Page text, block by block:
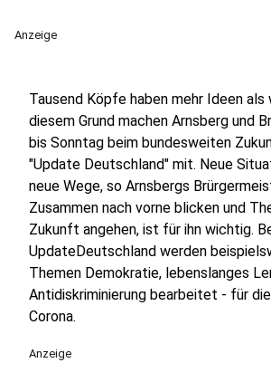
Anzeige
Tausend Köpfe haben mehr Ideen als
diesem Grund machen Arnsberg und
bis Sonntag beim bundesweiten
"Update Deutschland" mit. Neue
neue Wege, so Arnsbergs
Zusammen nach vorne blicken und
Zukunft angehen, ist für ihn wichtig.
UpdateDeutschland werden
Themen Demokratie, lebenslanges
Antidiskriminierung bearbeitet - für
Corona.
Anzeige